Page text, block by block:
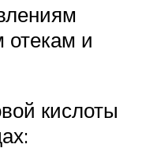
отекам и
кислоты